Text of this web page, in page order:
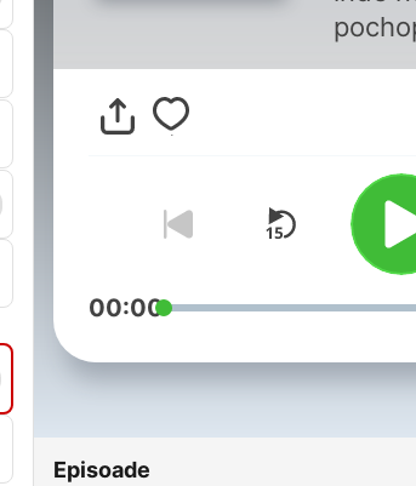
ktorí
00:00
Episoade